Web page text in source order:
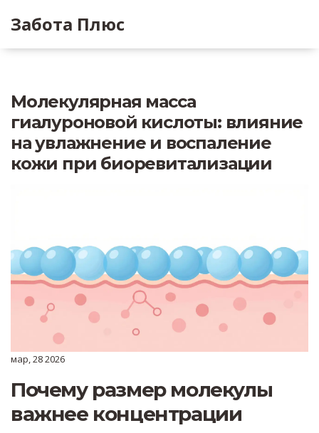
Забота Плюс
Молекулярная масса
гиалуроновой кислоты: влияние
на увлажнение и воспаление
кожи при биоревитализации
мар, 28 2026
Почему размер молекулы
важнее концентрации